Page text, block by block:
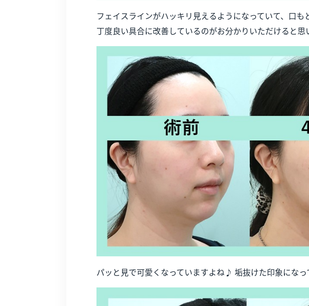
フェイスラインがハッキリ見えるようになっていて、口も
丁度良い具合に改善しているのがお分かりいただけると思
パッと見で可愛くなっていますよね♪ 垢抜けた印象にな